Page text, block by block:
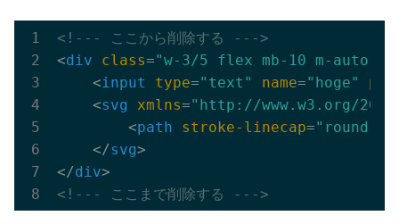
<!--- ここから削除する --->
<div class="w-3/5 flex mb-10 m-auto"
<input type="text" name="hoge"
<svg xmlns="http://www.w3.org/
<path stroke-linecap="round"
</svg>
</div>
<!--- ここまで削除する --->